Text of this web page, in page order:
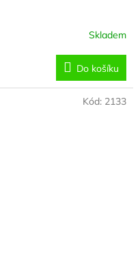
Skladem
Do košíku
Kód: 2133